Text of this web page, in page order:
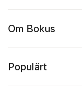
Om Bokus
Populärt